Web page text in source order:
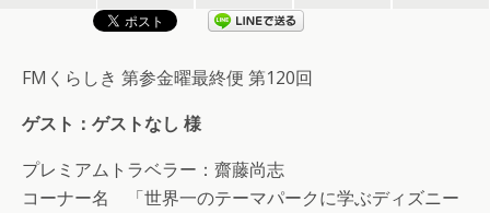
FMくらしき 第参金曜最終便 第120回
ゲスト：ゲストなし 様
プレミアムトラベラー：齋藤尚志
コーナー名 「世界一のテーマパークに学ぶディズニー